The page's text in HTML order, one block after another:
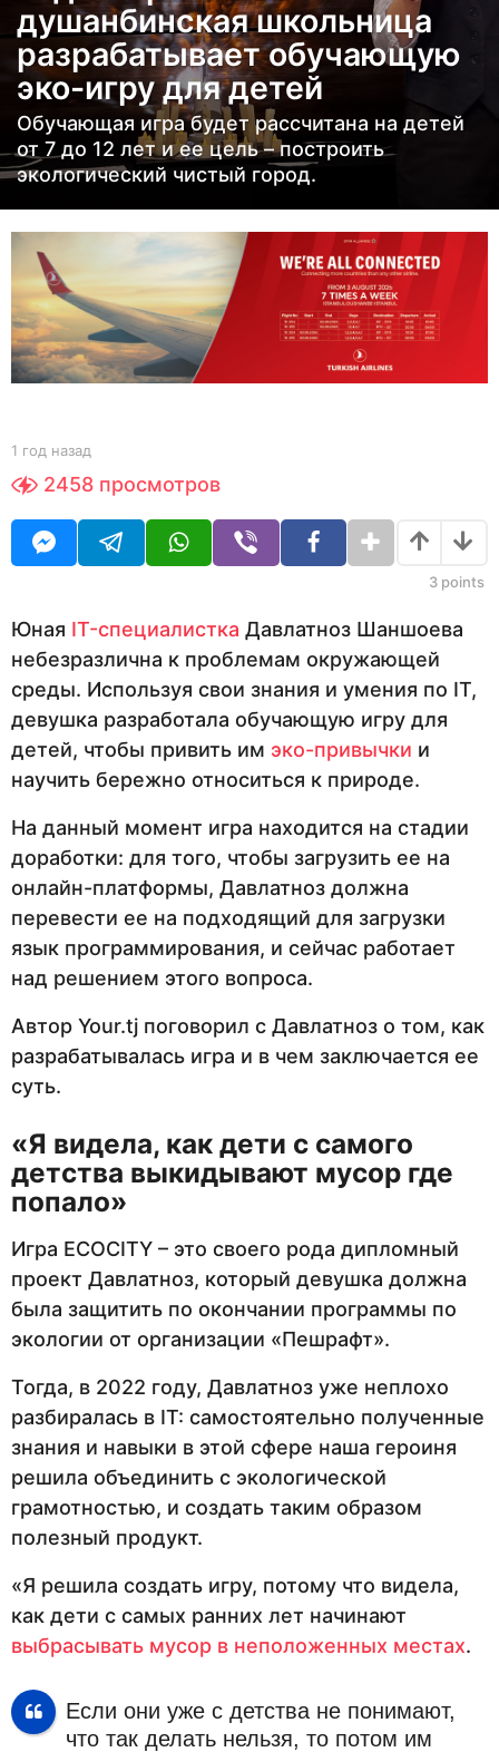
а
з
а
д
1
г
д
а
з
а
д
душанбинская школьница
разрабатывает обучающую
эко-игру для детей
Обучающая игра будет рассчитана на детей
от 7 до 12 лет и ее цель – построить
экологический чистый город.
b
Y
1 год назад
о
2458 просмотров
3 points
Юная IT-специалистка Давлатноз Шаншоева
небезразлична к проблемам окружающей
среды. Используя свои знания и умения по IT,
девушка разработала обучающую игру для
детей, чтобы привить им эко-привычки и
научить бережно относиться к природе.
На данный момент игра находится на стадии
доработки: для того, чтобы загрузить ее на
онлайн-платформы, Давлатноз должна
перевести ее на подходящий для загрузки
язык программирования, и сейчас работает
над решением этого вопроса.
Автор Your.tj поговорил с Давлатноз о том, как
разрабатывалась игра и в чем заключается ее
суть.
«Я видела, как дети с самого
детства выкидывают мусор где
попало»
Игра ECOCITY – это своего рода дипломный
проект Давлатноз, который девушка должна
была защитить по окончании программы по
экологии от организации «Пешрафт».
Тогда, в 2022 году, Давлатноз уже неплохо
разбиралась в IT: самостоятельно полученные
знания и навыки в этой сфере наша героиня
решила объединить с экологической
грамотностью, и создать таким образом
полезный продукт.
«Я решила создать игру, потому что видела,
как дети с самых ранних лет начинают
выбрасывать мусор в неположенных местах.
Если они уже с детства не понимают,
что так делать нельзя, то потом им